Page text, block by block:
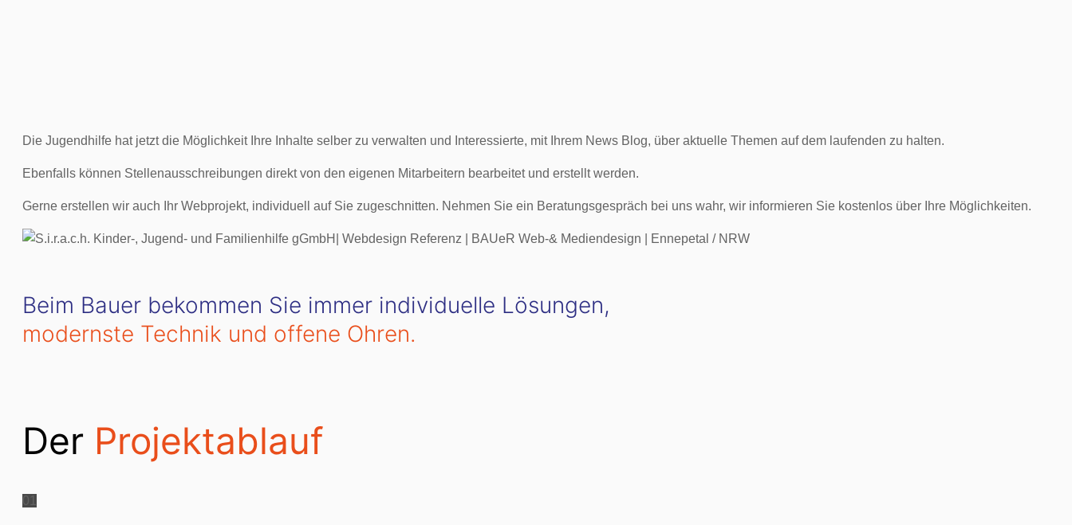
Die Jugendhilfe hat jetzt die Möglichkeit Ihre Inhalte selber zu verwalten und Interessierte, mit Ihrem News Blog, über aktuelle Themen auf dem laufenden zu halten.
Ebenfalls können Stellenausschreibungen direkt von den eigenen Mitarbeitern bearbeitet und erstellt werden.
Gerne erstellen wir auch Ihr Webprojekt, individuell auf Sie zugeschnitten. Nehmen Sie ein Beratungsgespräch bei uns wahr, wir informieren Sie kostenlos über Ihre Möglichkeiten.
Beim Bauer bekommen Sie immer individuelle Lösungen,
modernste Technik und offene Ohren.
Der Projektablauf
01